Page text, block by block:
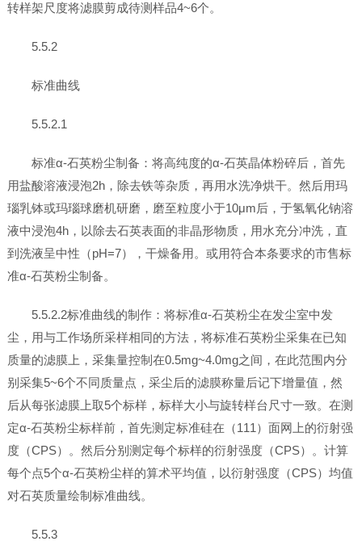
转样架尺度将滤膜剪成待测样品4~6个。
5.5.2
标准曲线
5.5.2.1
标准α-石英粉尘制备：将高纯度的α-石英晶体粉碎后，首先
用盐酸溶液浸泡2h，除去铁等杂质，再用水洗净烘干。然后用玛
瑙乳钵或玛瑙球磨机研磨，磨至粒度小于10μm后，于氢氧化钠溶
液中浸泡4h，以除去石英表面的非晶形物质，用水充分冲洗，直
到洗液呈中性（pH=7），干燥备用。或用符合本条要求的市售标
准α-石英粉尘制备。
5.5.2.2标准曲线的制作：将标准α-石英粉尘在发尘室中发
尘，用与工作场所采样相同的方法，将标准石英粉尘采集在已知
质量的滤膜上，采集量控制在0.5mg~4.0mg之间，在此范围内分
别采集5~6个不同质量点，采尘后的滤膜称量后记下增量值，然
后从每张滤膜上取5个标样，标样大小与旋转样台尺寸一致。在测
定α-石英粉尘标样前，首先测定标准硅在（111）面网上的衍射强
度（CPS）。然后分别测定每个标样的衍射强度（CPS）。计算
每个点5个α-石英粉尘样的算术平均值，以衍射强度（CPS）均值
对石英质量绘制标准曲线。
5.5.3